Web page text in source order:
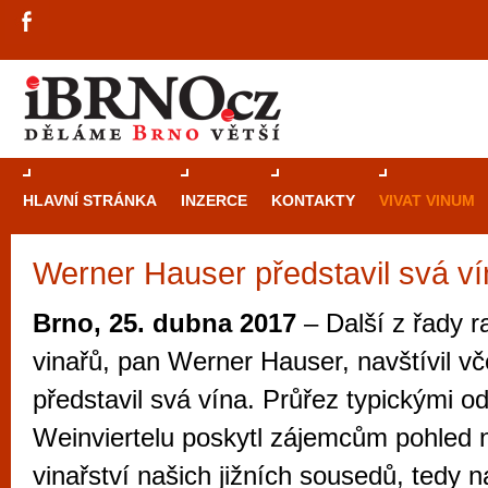
HLAVNÍ STRÁNKA INZERCE KONTAKTY VIVAT VINUM
Werner Hauser představil svá
Brno, 25. dubna 2017 – Další z řady
vinařů, pan Werner Hauser, navštívil
představil svá vína. Průřez typickými
Weinviertelu poskytl zájemcům pohled
vinařství našich jižních sousedů, tedy
Průvodce
Brně: Od
automaty
Brno je
zajímavé
restaurace,
Mimo jiné je ale také místem, kde si